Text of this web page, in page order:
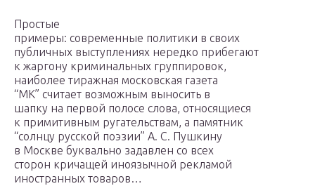
Простые
примеры: современные политики в своих
публичных выступлениях нередко прибегают
к жаргону криминальных группировок,
наиболее тиражная московская газета
“МК” считает возможным выносить в
шапку на первой полосе слова, относящиеся
к примитивным ругательствам, а памятник
“солнцу русской поэзии” А. С. Пушкину
в Москве буквально задавлен со всех
сторон кричащей иноязычной рекламой
иностранных товаров…